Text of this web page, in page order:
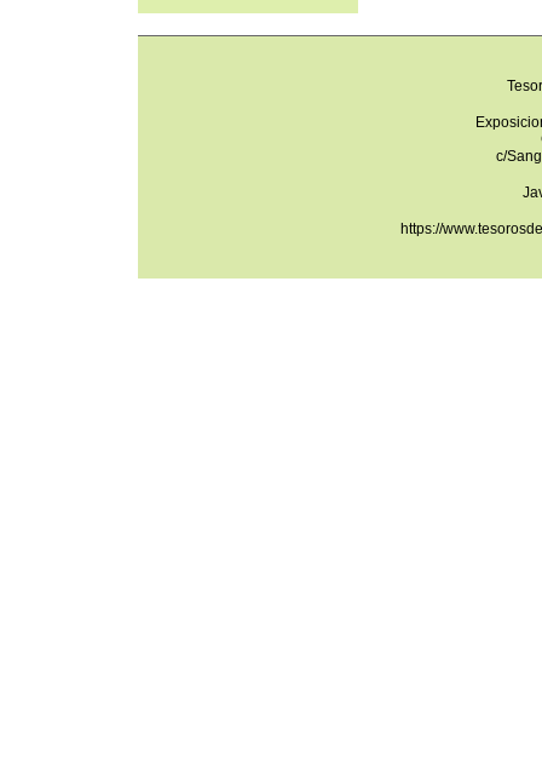
c/
https://